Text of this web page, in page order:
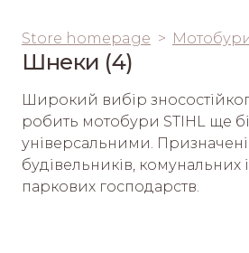
Store homepage
Шнеки (4)
Широкий вибір
робить мотобури STIHL ще
універсальними.
будівельників, комунальних
паркових господарств.